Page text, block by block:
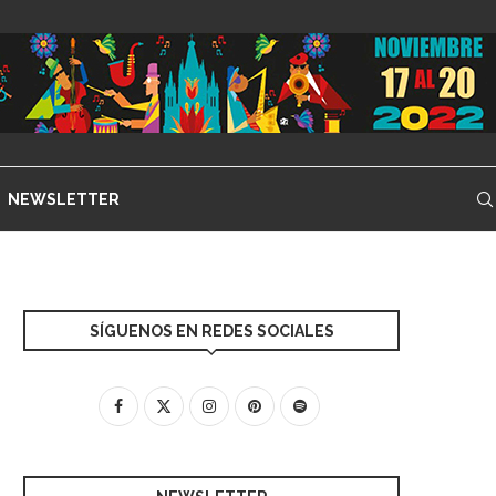
NEWSLETTER
SÍGUENOS EN REDES SOCIALES